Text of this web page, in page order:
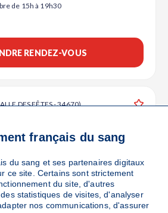
de 15h à 19h30
RENDEZ-VOUS
DES FÊTES - 34670)
de 14h30 à 19h30
RENDEZ-VOUS
français du sang
du sang et ses partenaires digitaux
ce site. Certains sont strictement
du site, d'autres
statistiques de visites, d'analyser
nos communications, d'assurer